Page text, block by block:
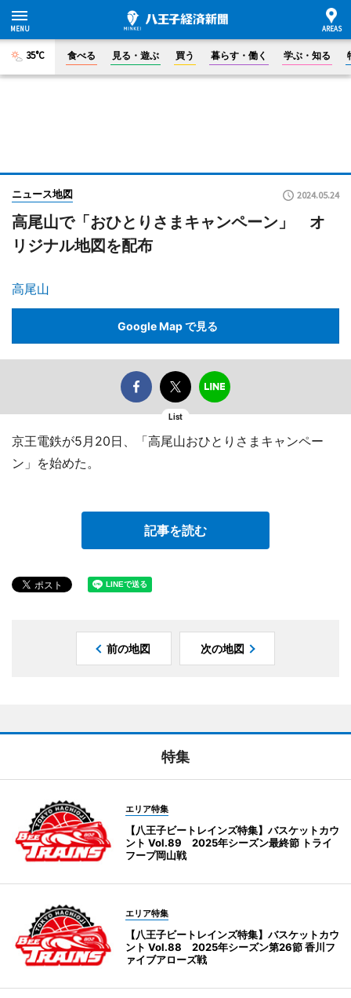
35°C 食べる 見る・遊ぶ 買う 暮らす・働く 学ぶ・知る
ニュース地図 2024.05.24
高尾山で「おひとりさまキャンペーン」 オ
リジナル地図を配布
高尾山
Google Map で見る
List
京王電鉄が5月20日、「高尾山おひとりさまキャンペー
ン」を始めた。
記事を読む
前の地図 次の地図
特集
エリア特集
【八王子ビートレインズ特集】バスケットカウ
ント Vol.89 2025年シーズン最終節 トライ
フープ岡山戦
エリア特集
【八王子ビートレインズ特集】バスケットカウ
ント Vol.88 2025年シーズン第26節 香川フ
ァイブアローズ戦